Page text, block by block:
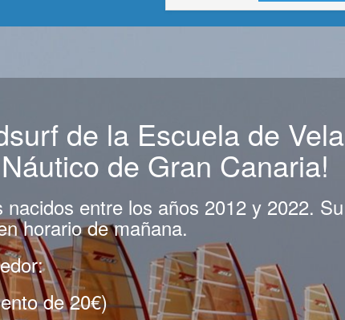
de la Escuela de Vela
de Gran Canaria!
entre los años 2012 y 2022. Su
horario de mañana.
de 20€)